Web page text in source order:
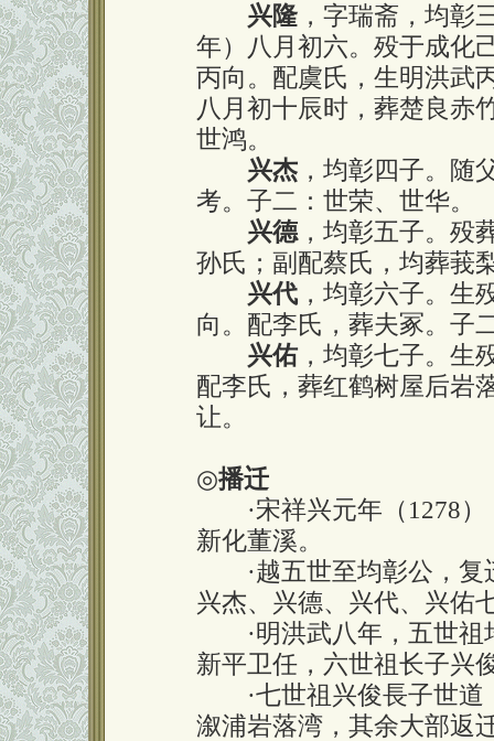
兴隆 ，字瑞斋，均彰
年）八月初六。殁于成化
丙向。配虞氏，生明洪武
八月初十辰时，葬楚良赤
世鸿。
兴杰 ，均彰四子。随
考。子二：世荣、世华。
兴德，均彰五子。殁
孙氏；副配蔡氏，均葬莪
兴代 ，均彰六子。生
向。配李氏，葬夫冢。子
兴佑，均彰七子。生
配李氏，葬红鹤树屋后岩
让。
◎播迁
·宋祥兴元年（1278
新化董溪。
·越五世至均彰公，
兴杰、兴德、兴代、兴佑
·明洪武八年，五世
新平卫任，六世祖长子兴
·七世祖兴俊長子世
溆浦岩落湾，其余大部返